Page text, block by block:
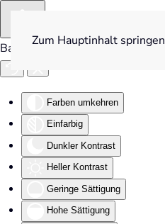
Barrierefreiheit
Farben umkehren
Einfarbig
Dunkler Kontrast
Heller Kontrast
Geringe Sättigung
Hohe Sättigung
Zum Hauptinhalt springen